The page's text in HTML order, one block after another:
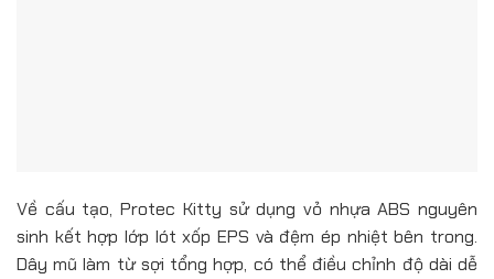
Về cấu tạo, Protec Kitty sử dụng vỏ nhựa ABS nguyên
sinh kết hợp lớp lót xốp EPS và đệm ép nhiệt bên trong.
Dây mũ làm từ sợi tổng hợp, có thể điều chỉnh độ dài dễ